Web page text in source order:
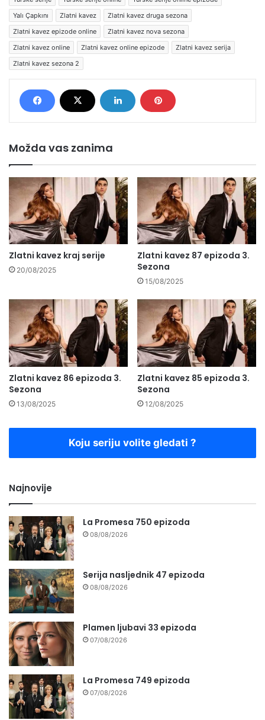
Yalı Çapkını
Zlatni kavez
Zlatni kavez druga sezona
Zlatni kavez epizode online
Zlatni kavez nova sezona
Zlatni kavez online
Zlatni kavez online epizode
Zlatni kavez serija
Zlatni kavez sezona 2
Možda vas zanima
Zlatni kavez kraj serije
20/08/2025
Zlatni kavez 87 epizoda 3.
Sezona
15/08/2025
Zlatni kavez 86 epizoda 3.
Sezona
13/08/2025
Zlatni kavez 85 epizoda 3.
Sezona
12/08/2025
Koju seriju volite gledati ?
Najnovije
La Promesa 750 epizoda
08/08/2026
Serija nasljednik 47 epizoda
08/08/2026
Plamen ljubavi 33 epizoda
07/08/2026
La Promesa 749 epizoda
07/08/2026